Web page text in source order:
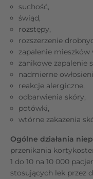
suchość,
świąd,
rozstępy,
rozszerzenie
zapalenie mieszków
zanikowe zapalenie
nadmierne
reakcje alergiczne,
odbarwienia skóry,
potówki,
wtórne zakażenia
Ogólne działania
przenikania
1 do 10 na 10 000
stosujących lek przez